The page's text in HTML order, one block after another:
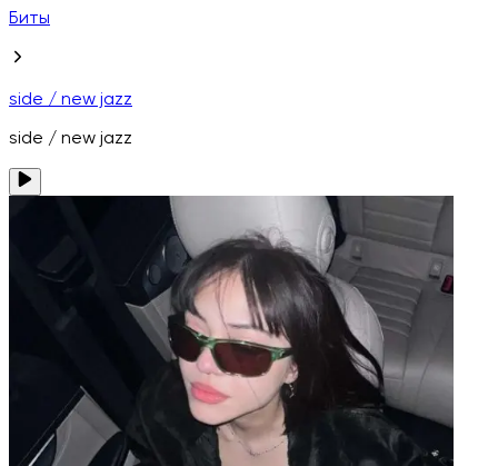
Биты
side / new jazz
side / new jazz